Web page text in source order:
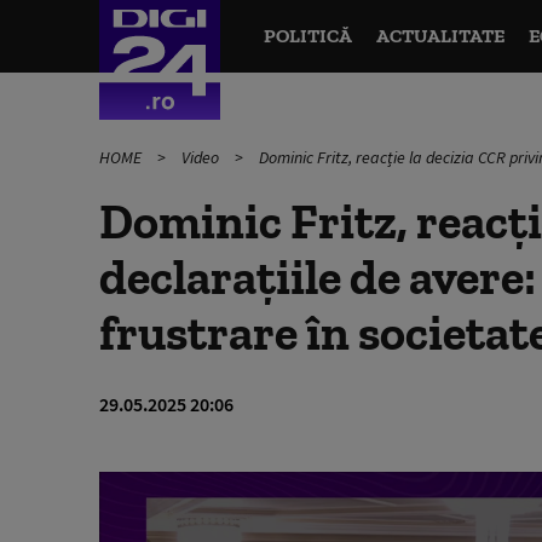
POLITICĂ ACTUALITATE
HOME Video Dominic Fritz, reacție la decizia CCR
Dominic Fritz,
declarațiile de
frustrare în
29.05.2025 20:06